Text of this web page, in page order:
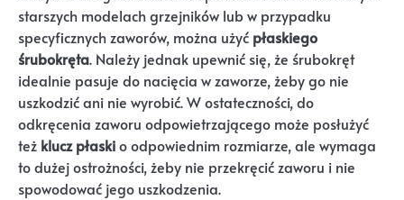
starszych modelach grzejników lub w przypadku
specyficznych zaworów, można użyć płaskiego
śrubokręta. Należy jednak upewnić się, że śrubokręt
idealnie pasuje do nacięcia w zaworze, żeby go nie
uszkodzić ani nie wyrobić. W ostateczności, do
odkręcenia zaworu odpowietrzającego może posłużyć
też klucz płaskio odpowiednim rozmiarze, ale wymaga
to dużej ostrożności, żeby nie przekręcić zaworu i nie
spowodować jego uszkodzenia.